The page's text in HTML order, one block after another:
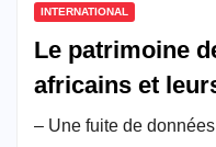
INTERNATIONAL
Le patrimoine
africains et
– Une fuite de